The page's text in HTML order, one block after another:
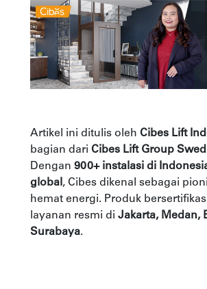
Artikel ini ditulis oleh Cibes Lift
bagian dari Cibes Lift Group
Dengan 900+ instalasi di
global , Cibes dikenal sebagai
hemat energi. Produk
layanan resmi di Jakarta, Medan,
Surabaya.